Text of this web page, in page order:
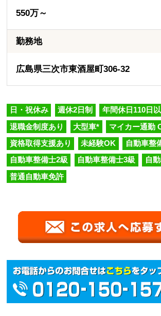
550万～
勤務地
広島県三次市東酒屋町306-32
日・祝休み 週休2日制 年間休日110日
退職金制度あり 大型車* マイカー通勤
資格取得支援あり 未経験OK 自動車整
自動車整備士2級 自動車整備士3級 自
普通自動車免許